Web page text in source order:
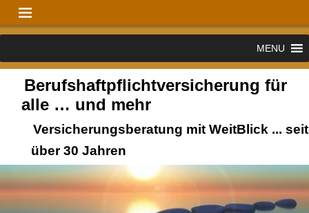
MENU
Berufshaftpflichtversicherung für
alle … und mehr
Versicherungsberatung mit WeitBlick ... seit
über 30 Jahren